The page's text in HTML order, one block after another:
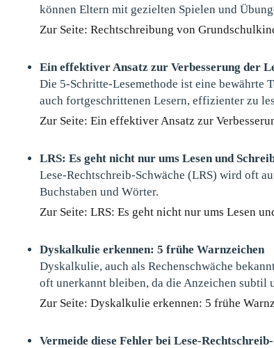
können Eltern mit gezielten Spielen und
Zur Seite: Rechtschreibung von
Ein effektiver Ansatz zur Verbesserung der
Die 5-Schritte-Lesemethode ist eine bewährte
auch fortgeschrittenen Lesern, effizienter zu
Zur Seite: Ein effektiver Ansatz zur
LRS: Es geht nicht nur ums Lesen und
Lese-Rechtschreib-Schwäche (LRS) wird oft
Buchstaben und Wörter.
Zur Seite: LRS: Es geht nicht nur ums Lesen
Dyskalkulie erkennen: 5 frühe Warnzeichen
Dyskalkulie, auch als Rechenschwäche
oft unerkannt bleiben, da die Anzeichen subtil
Zur Seite: Dyskalkulie erkennen: 5 frühe
Vermeide diese Fehler bei Lese-